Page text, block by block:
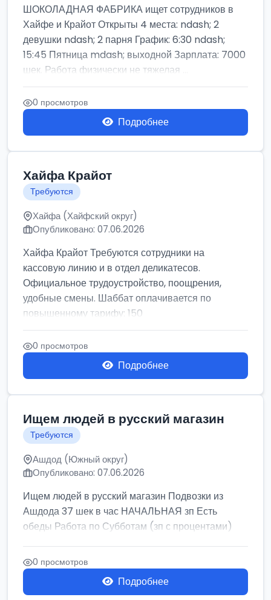
ШОКОЛАДНАЯ ФАБРИКА ищет сотрудников в
Хайфе и Крайот Открыты 4 места: ndash; 2
девушки ndash; 2 парня График: 6:30 ndash;
15:45 Пятница mdash; выходной Зарплата: 7000
шек. Работа физически не тяжелая ...
0 просмотров
Подробнее
Хайфа Крайот
Требуются
Хайфа (Хайфский округ)
Опубликовано: 07.06.2026
Хайфа Крайот Требуются сотрудники на
кассовую линию и в отдел деликатесов.
Официальное трудоустройство, поощрения,
удобные смены. Шаббат оплачивается по
повышенному тарифу: 150
0 просмотров
Подробнее
Ищем людей в русский магазин
Требуются
Ашдод (Южный округ)
Опубликовано: 07.06.2026
Ищем людей в русский магазин Подвозки из
Ашдода 37 шек в час НАЧАЛЬНАЯ зп Есть
обеды Работа по Субботам (зп с процентами)
0 просмотров
Подробнее